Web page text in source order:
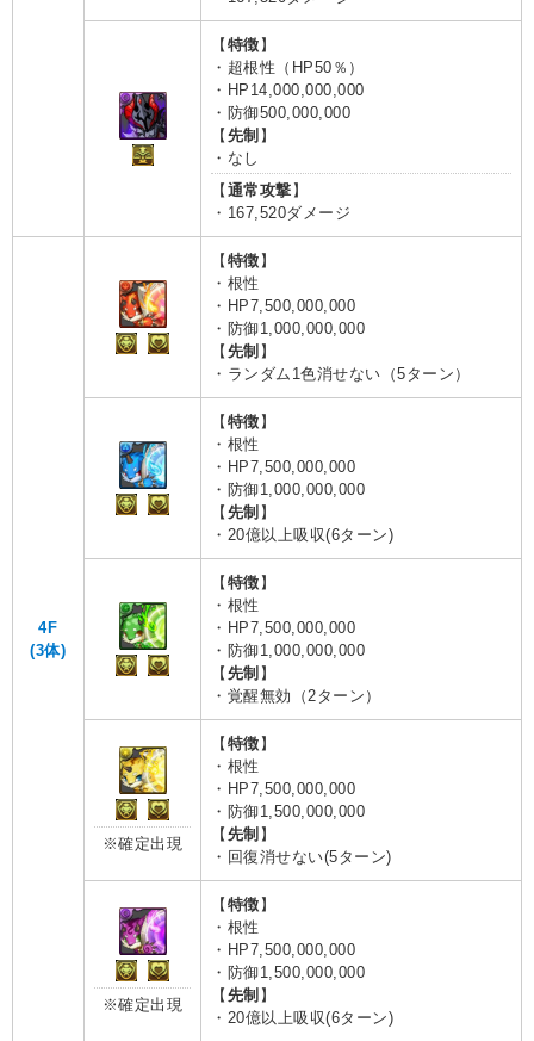
【 特徴 】
・超根性（HP50％）
・HP14,000,000,000
・防御500,000,000
【 先制 】
・なし
【 通常攻撃 】
・167,520ダメージ
4F
(3体)
【 特徴 】
・根性
・HP7,500,000,000
・防御1,000,000,000
【 先制 】
・ランダム1色消せない（5ターン）
【 特徴 】
・根性
・HP7,500,000,000
・防御1,000,000,000
【 先制 】
・20億以上吸収(6ターン)
【 特徴 】
・根性
・HP7,500,000,000
・防御1,000,000,000
【 先制 】
・覚醒無効（2ターン）
※確定出現
【 特徴 】
・根性
・HP7,500,000,000
・防御1,500,000,000
【 先制 】
・回復消せない(5ターン)
※確定出現
【 特徴 】
・根性
・HP7,500,000,000
・防御1,500,000,000
【 先制 】
・20億以上吸収(6ターン)